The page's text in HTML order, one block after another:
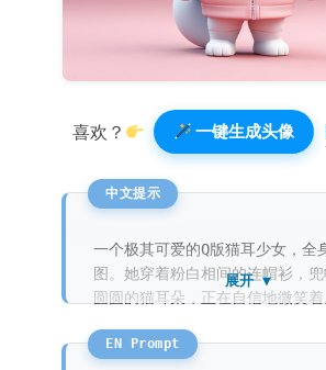
喜欢？ 一键生成头像
一个极其可爱的Q版猫耳少女，全
图。她穿着粉白相间的连帽衫，
圆圆的猫耳朵，正在自信地微笑
和纽扣都清晰可见。背景是纯净
展开 ▼